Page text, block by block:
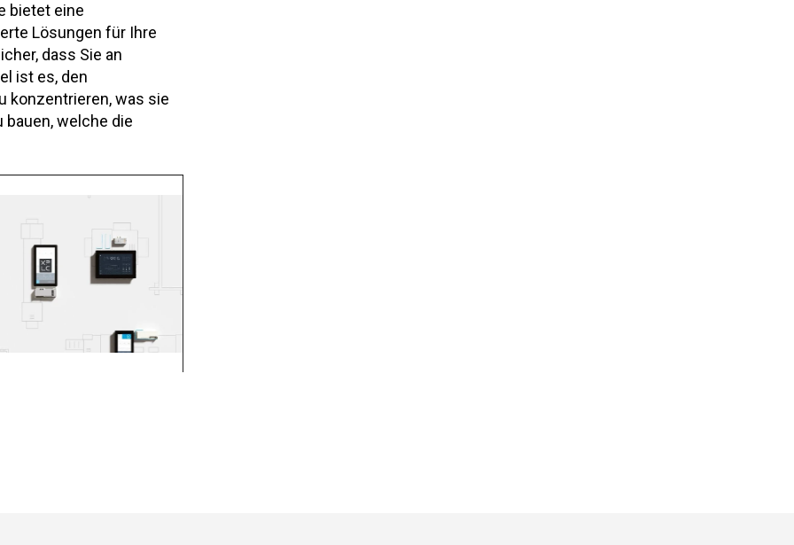
bietet eine
Lösungen für Ihre
dass Sie an
ist es, den
konzentrieren, was sie
welche die